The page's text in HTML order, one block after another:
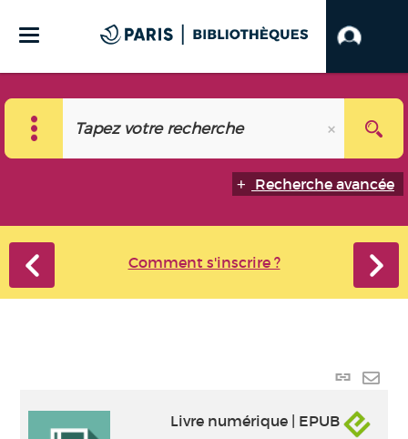
Recherche avancée
Comment s'inscrire ?
Lien
Livre numérique | EPUB